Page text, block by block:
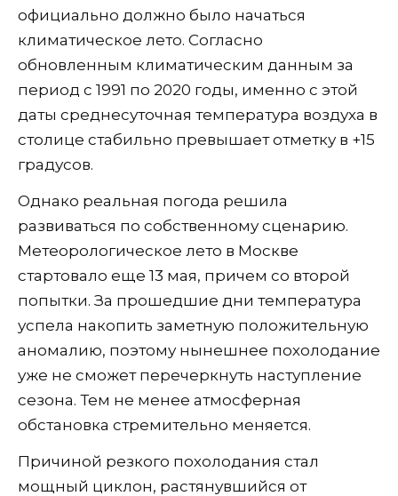
официально должно было начаться
климатическое лето. Согласно
обновленным климатическим данным за
период с 1991 по 2020 годы, именно с этой
даты среднесуточная температура воздуха в
столице стабильно превышает отметку в +15
градусов.
Однако реальная погода решила
развиваться по собственному сценарию.
Метеорологическое лето в Москве
стартовало еще 13 мая, причем со второй
попытки. За прошедшие дни температура
успела накопить заметную положительную
аномалию, поэтому нынешнее похолодание
уже не сможет перечеркнуть наступление
сезона. Тем не менее атмосферная
обстановка стремительно меняется.
Причиной резкого похолодания стал
мощный циклон, растянувшийся от